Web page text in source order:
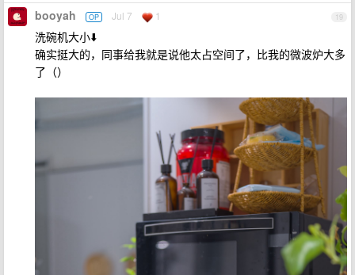
19
booyah OP Jul 7 1
洗碗机大小⬇️
确实挺大的，同事给我就是说他太占空间了，比我的微波炉大多
了（）